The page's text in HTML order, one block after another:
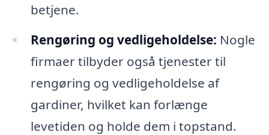
betjene.
Rengøring og vedligeholdelse: Nogle
firmaer tilbyder også tjenester til
rengøring og vedligeholdelse af
gardiner, hvilket kan forlænge
levetiden og holde dem i topstand.